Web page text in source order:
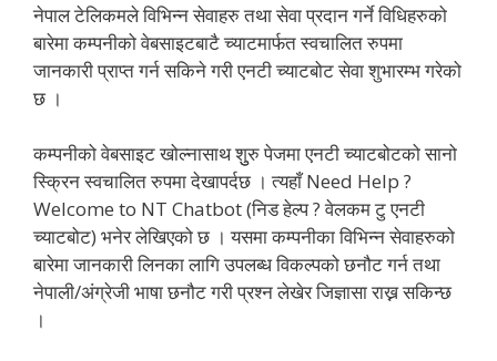
नेपाल टेलिकमले विभिन्न सेवाहरु तथा सेवा प्रदान गर्ने विधिहरुको
बारेमा कम्पनीको वेबसाइटबाटै च्याटमार्फत स्वचालित रुपमा
जानकारी प्राप्त गर्न सकिने गरी एनटी च्याटबोट सेवा शुभारम्भ गरेको
छ ।
कम्पनीको वेबसाइट खोल्नासाथ शुुरु पेजमा एनटी च्याटबोटको सानो
स्क्रिन स्वचालित रुपमा देखापर्दछ । त्यहाँ Need Help ?
Welcome to NT Chatbot (निड हेल्प ? वेलकम टु एनटी
च्याटबोट) भनेर लेखिएको छ । यसमा कम्पनीका विभिन्न सेवाहरुको
बारेमा जानकारी लिनका लागि उपलब्ध विकल्पको छनौट गर्न तथा
नेपाली/अंग्रेजी भाषा छनौट गरी प्रश्न लेखेर जिज्ञासा राख्न सकिन्छ
।